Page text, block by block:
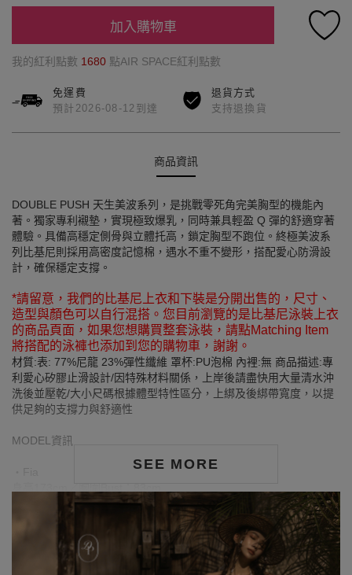
加入購物車
我的紅利點數 1680 點AIR SPACE紅利點數
免運費
預計2026-08-12到達
退貨方式
支持退換貨
商品資訊
SEE MORE
DOUBLE PUSH 天生美波系列，是挑戰零死角完美胸型的機能內
著。獨家專利襯墊，實現極致爆乳，同時兼具輕盈 Q 彈的舒適穿著
體驗。具備高穩定側骨與立體托高，鎖定胸型不跑位。終極美波系
列比基尼則採用高密度記憶棉，遇水不重不變形，搭配愛心防滑設
計，確保穩定支撐。
*請留意，我們的比基尼上衣和下裝是分開出售的，尺寸、
造型與顏色可以自行混搭。您目前瀏覽的是比基尼泳裝上衣
的商品頁面，如果您想購買整套泳裝，請點Matching Item
將搭配的泳褲也添加到您的購物車，謝謝。
材質:表: 77%尼龍 23%彈性纖維 罩杯:PU泡棉 內裡:無 商品描述:專
利愛心矽膠止滑設計/因特殊材料關係，上岸後請盡快用大量清水沖
洗後並壓乾/大小尺碼根據體型特性區分，上綁及後綁帶寬度，以提
供足夠的支撐力與舒適性
MODEL資訊
腰圍Waist：60cm／臀圍hips：88cm
‧YANBABY
身高154cm／胸圍Bust：90cm